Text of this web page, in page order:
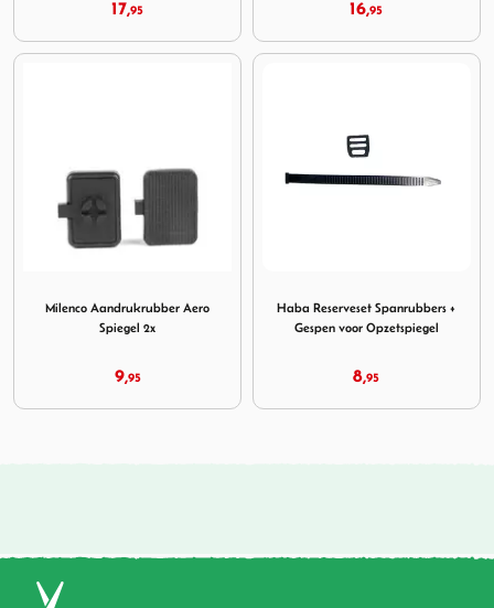
17,95 16,95
Milenco Aandrukrubber Aero
Spiegel 2x
9,95
Haba Reserveset Spanrubbers +
Gespen voor Opzetspiegel
8,95